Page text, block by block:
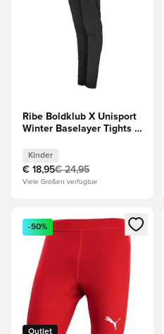
Ribe Boldklub X Unisport
Winter Baselayer Tights -
Kinder
€ 18,95€ 24,95
Viele Größen verfügbar
Öffnet ein Fenster zum
Outlet
-50%